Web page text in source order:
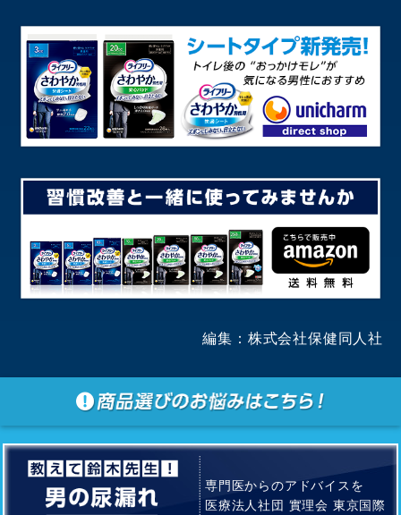
編集：株式会社保健同人社
専門医からのアドバイスを
医療法人社団 實理会 東京国際